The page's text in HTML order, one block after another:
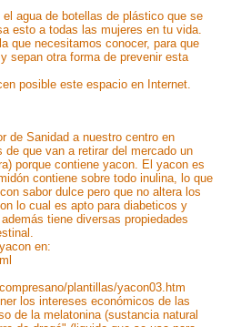
agua de botellas de plástico que se
esto a todas las mujeres en tu vida.
que necesitamos conocer, para que
sepan otra forma de prevenir esta
posible este espacio en Internet.
de Sanidad a nuestro centro en
de que van a retirar del mercado un
porque contiene yacon. El yacon es
contiene sobre todo inulina, lo que
sabor dulce pero que no altera los
lo cual es apto para diabeticos y
tiene diversas propiedades
en:
plantillas/yacon03.htm
los intereses económicos de las
de la melatonina (sustancia natural